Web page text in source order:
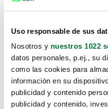
Uso responsable de sus
Nosotros y nuestros 1022
datos personales, p.ej., su
como las cookies para
información en su
publicidad y contenido
publicidad y contenido,
Lo sentimos, no
te hemos